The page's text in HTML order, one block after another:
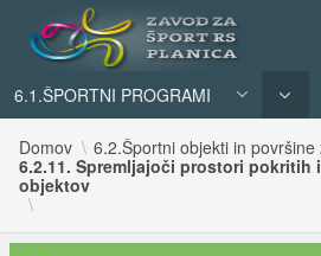
6.1.ŠPORTNI PROGRAMI
Domov
6.2.Športni objekti in
6.2.11. Spremljajoči prostori
objektov